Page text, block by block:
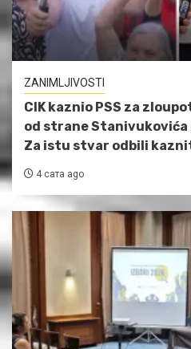
ZANIMLJIVOSTI
CIK kaznio PSS za
od strane Stanivukovića
Za istu stvar odbili
4 сата ago